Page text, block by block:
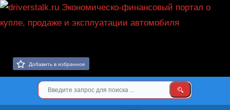
Добавить в избранное